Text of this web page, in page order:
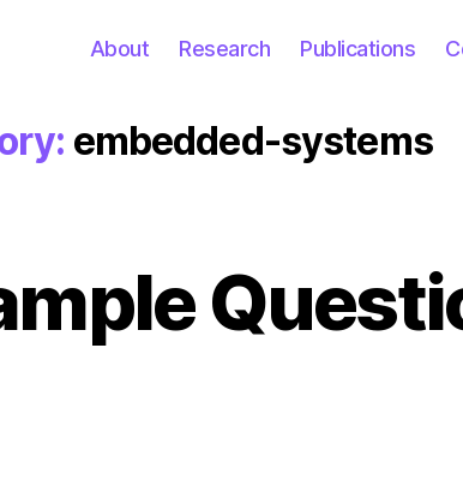
About Research Publications
embedded-systems
Categories